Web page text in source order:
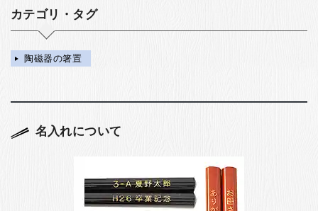
カテゴリ・タグ
陶磁器の箸置
名入れについて